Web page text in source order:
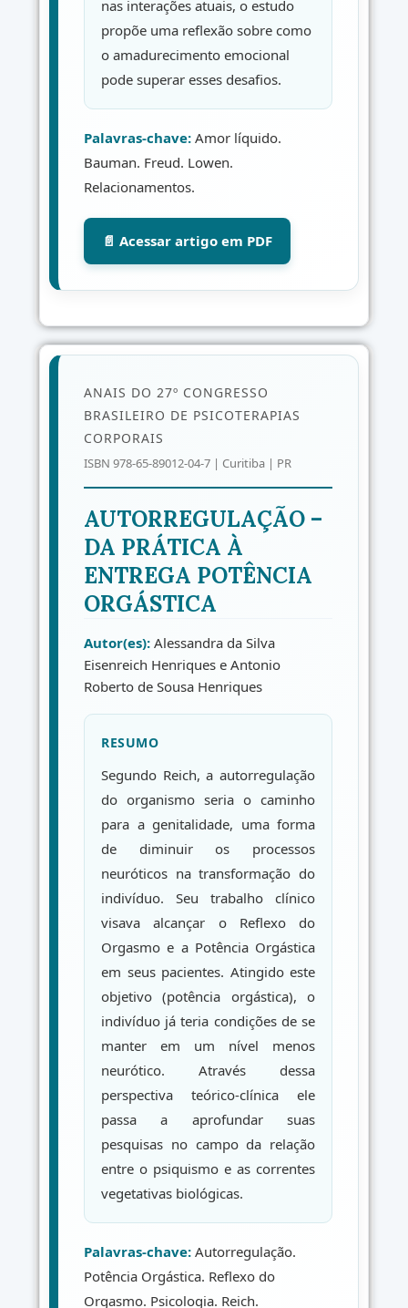
nas interações atuais, o estudo
propõe uma reflexão sobre como
o amadurecimento emocional
pode superar esses desafios.
Palavras-chave: Amor líquido.
Bauman. Freud. Lowen.
Relacionamentos.
📄 Acessar artigo em PDF
ANAIS DO 27º CONGRESSO
BRASILEIRO DE PSICOTERAPIAS
CORPORAIS
ISBN 978-65-89012-04-7 | Curitiba | PR
AUTORREGULAÇÃO –
DA PRÁTICA À
ENTREGA POTÊNCIA
ORGÁSTICA
Autor(es): Alessandra da Silva
Eisenreich Henriques e Antonio
Roberto de Sousa Henriques
RESUMO
Segundo Reich, a autorregulação
do organismo seria o caminho
para a genitalidade, uma forma
de diminuir os processos
neuróticos na transformação do
indivíduo. Seu trabalho clínico
visava alcançar o Reflexo do
Orgasmo e a Potência Orgástica
em seus pacientes. Atingido este
objetivo (potência orgástica), o
indivíduo já teria condições de se
manter em um nível menos
neurótico. Através dessa
perspectiva teórico-clínica ele
passa a aprofundar suas
pesquisas no campo da relação
entre o psiquismo e as correntes
vegetativas biológicas.
Palavras-chave: Autorregulação.
Potência Orgástica. Reflexo do
Orgasmo. Psicologia. Reich.